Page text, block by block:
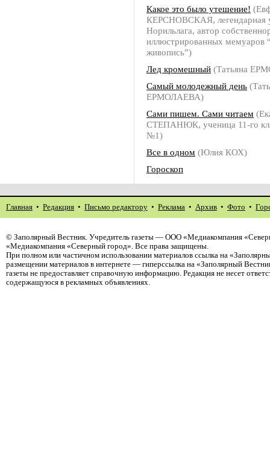
Какое это было утешение!
КЕРСНОВСКАЯ, легендарная
Норильлага, автор
иллюстрированных мемуаров
живопись”)
Лед кромешный (Татьяна
Самый молодежный день
ЕРМОЛАЕВА)
Сами пишем. Сами читаем
СТЕПАНЮК, ученица 11-го
№1)
Все в одном (Юлия КОХ)
Гороскоп
Главная • Редакция • Письмо редактору • Реклама • Архив • Фото •
© Заполярный Вестник. Учредитель газеты — ООО «Медиакомпания
«Медиакомпания «Северный город». Все права защищены.
При полном или частичном использовании материалов ссылка на
размещении материалов в интернете — гиперссылка на «Заполярный
газеты не предоставляет справочную информацию. Редакция не несет
содержащуюся в рекламных объявлениях.